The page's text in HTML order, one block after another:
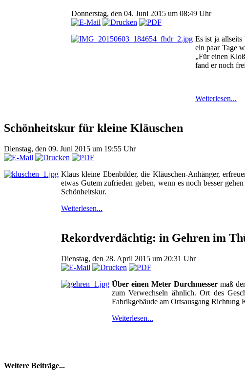
Donnerstag, den 04. Juni 2015 um 08:49 Uhr
Es ist ja allseits
ein paar Tage
„Für einen
fand er noch
Weiterlesen...
Schönheitskur für kleine Kläuschen
Dienstag, den 09. Juni 2015 um 19:55 Uhr
Klaus kleine Ebenbilder, die Kläuschen-Anhänger,
etwas Gutem zufrieden geben, wenn es noch besser
Schönheitskur.
Weiterlesen...
Rekordverdächtig: in Gehren im
Dienstag, den 28. April 2015 um 20:31 Uhr
Über einen Meter Durchmessermaß
zum Verwechseln ähnlich. Ort des
Fabrikgebäude am Ortsausgang Richtung
Weiterlesen...
Weitere Beiträge...